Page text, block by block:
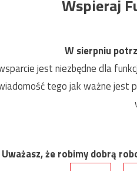
Wspieraj
W sierpniu
jest niezbędne dla
tego jak ważne jest
Uważasz, że robimy dobrą